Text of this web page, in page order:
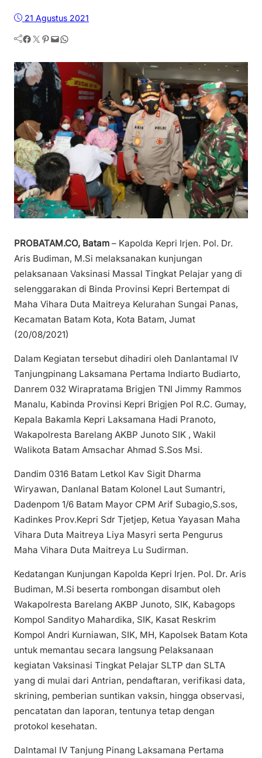
21 Agustus 2021
Facebook Twitter Pinterest Mail WhatsApp
PROBATAM.CO, Batam – Kapolda Kepri Irjen. Pol. Dr.
Aris Budiman, M.Si melaksanakan kunjungan
pelaksanaan Vaksinasi Massal Tingkat Pelajar yang di
selenggarakan di Binda Provinsi Kepri Bertempat di
Maha Vihara Duta Maitreya Kelurahan Sungai Panas,
Kecamatan Batam Kota, Kota Batam, Jumat
(20/08/2021)
Dalam Kegiatan tersebut dihadiri oleh Danlantamal IV
Tanjungpinang Laksamana Pertama Indiarto Budiarto,
Danrem 032 Wirapratama Brigjen TNI Jimmy Rammos
Manalu, Kabinda Provinsi Kepri Brigjen Pol R.C. Gumay,
Kepala Bakamla Kepri Laksamana Hadi Pranoto,
Wakapolresta Barelang AKBP Junoto SIK , Wakil
Walikota Batam Amsachar Ahmad S.Sos Msi.
Dandim 0316 Batam Letkol Kav Sigit Dharma
Wiryawan, Danlanal Batam Kolonel Laut Sumantri,
Dadenpom 1/6 Batam Mayor CPM Arif Subagio,S.sos,
Kadinkes Prov.Kepri Sdr Tjetjep, Ketua Yayasan Maha
Vihara Duta Maitreya Liya Masyri serta Pengurus
Maha Vihara Duta Maitreya Lu Sudirman.
Kedatangan Kunjungan Kapolda Kepri Irjen. Pol. Dr. Aris
Budiman, M.Si beserta rombongan disambut oleh
Wakapolresta Barelang AKBP Junoto, SIK, Kabagops
Kompol Sandityo Mahardika, SIK, Kasat Reskrim
Kompol Andri Kurniawan, SIK, MH, Kapolsek Batam Kota
untuk memantau secara langsung Pelaksanaan
kegiatan Vaksinasi Tingkat Pelajar SLTP dan SLTA
yang di mulai dari Antrian, pendaftaran, verifikasi data,
skrining, pemberian suntikan vaksin, hingga observasi,
pencatatan dan laporan, tentunya tetap dengan
protokol kesehatan.
Dalntamal IV Tanjung Pinang Laksamana Pertama